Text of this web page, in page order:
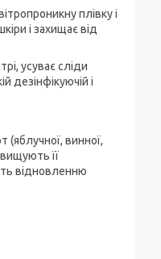
плівку і
і захищає від
усуває сліди
дезінфікуючій і
(яблучної, винної,
її
відновленню